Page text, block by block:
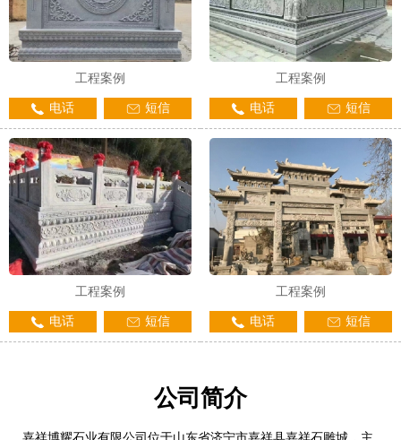
工程案例
电话 短信
工程案例
电话 短信
工程案例
电话 短信
工程案例
电话 短信
公司简介